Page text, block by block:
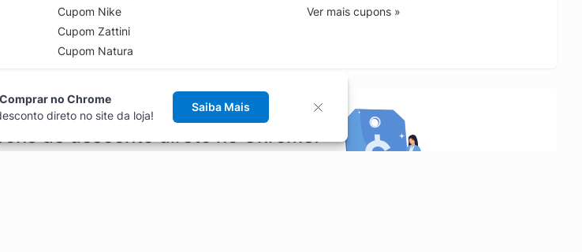
Cupom Nike
Cupom Zattini
Cupom Natura
Ver mais cupons »
de desconto direto no Chrome!
no Chrome
direto no site da loja!
Saiba Mais